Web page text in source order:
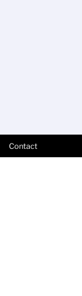
Contact